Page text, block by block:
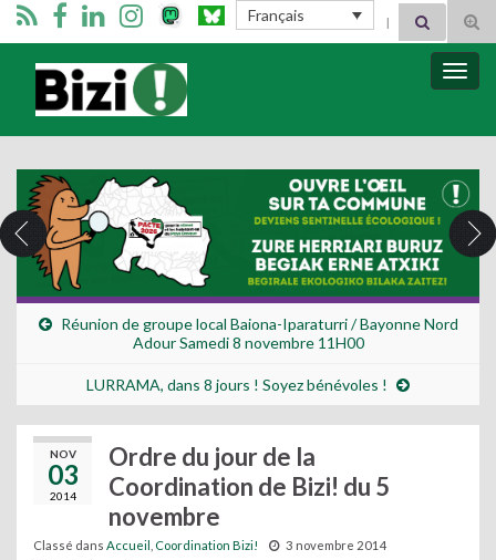
Français Search for:
Bizimugi
Réunion de groupe local Baiona-Iparaturri / Bayonne Nord
Adour Samedi 8 novembre 11H00
LURRAMA, dans 8 jours ! Soyez bénévoles !
NOV
03
2014
Ordre du jour de la
Coordination de Bizi! du 5
novembre
Classé dans Accueil Coordination Bizi!
3 novembre 2014